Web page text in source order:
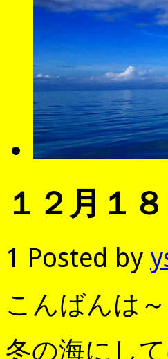
１２月１
1 Posted by
こんばんは～
冬の海にし